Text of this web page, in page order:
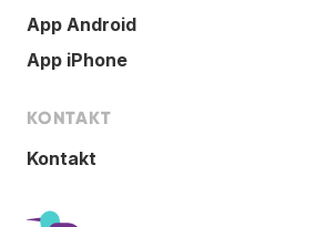
App Android
App iPhone
KONTAKT
Kontakt